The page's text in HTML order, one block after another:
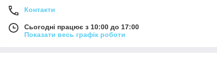
Контакти
Сьогодні працює з 10:00 до 17:00
Показати весь графік роботи